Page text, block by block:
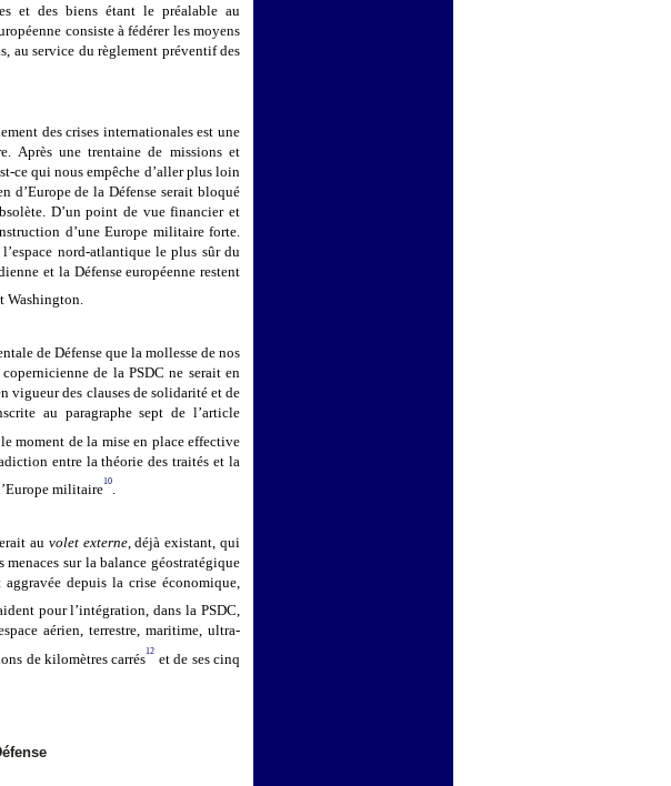
et des biens étant le préalable au
consiste à fédérer les moyens
au service du règlement préventif des
des crises internationales est une
Après une trentaine de missions et
ce qui nous empêche d’aller plus loin
d’Europe de la Défense serait bloqué
D’un point de vue financier et
d’une Europe militaire forte.
nord-atlantique le plus sûr du
et la Défense européenne restent
Washington.
de Défense que la mollesse de nos
de la PSDC ne serait en
vigueur des clauses de solidarité et de
au paragraphe sept de l’article
moment de la mise en place effective
entre la théorie des traités et la
militaire10.
au volet externe, déjà existant, qui
sur la balance géostratégique
depuis la crise économique,
pour l’intégration, dans la PSDC,
aérien, terrestre, maritime, ultra-
de kilomètres carrés12 et de ses cinq